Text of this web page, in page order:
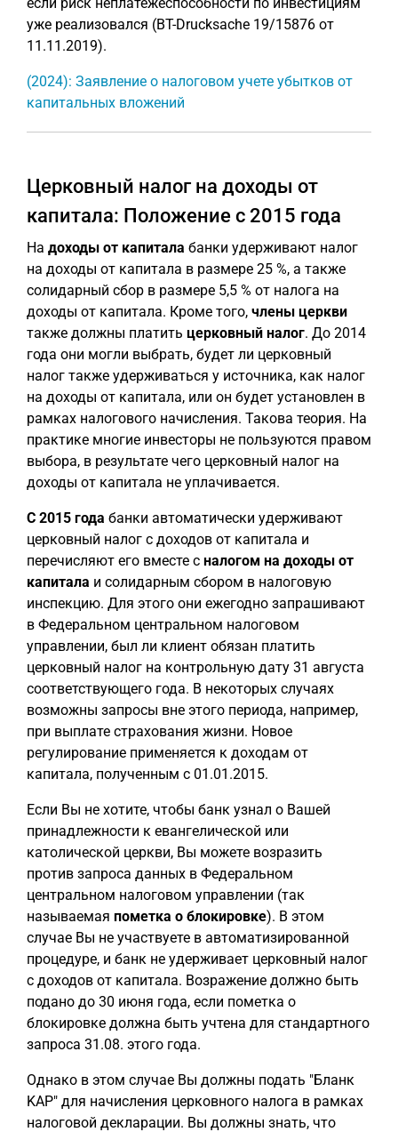
уже реализовался (BT-Drucksache 19/15876 от
11.11.2019).
(2024): Заявление о налоговом учете убытков от
капитальных вложений
Церковный налог на доходы от
капитала: Положение с 2015 года
На доходы от капитала банки удерживают налог
на доходы от капитала в размере 25 %, а также
солидарный сбор в размере 5,5 % от налога на
доходы от капитала. Кроме того, члены церкви
также должны платить церковный налог. До 2014
года они могли выбрать, будет ли церковный
налог также удерживаться у источника, как налог
на доходы от капитала, или он будет установлен в
рамках налогового начисления. Такова теория. На
практике многие инвесторы не пользуются правом
выбора, в результате чего церковный налог на
доходы от капитала не уплачивается.
С 2015 года банки автоматически удерживают
церковный налог с доходов от капитала и
перечисляют его вместе с налогом на доходы от
капитала и солидарным сбором в налоговую
инспекцию. Для этого они ежегодно запрашивают
в Федеральном центральном налоговом
управлении, был ли клиент обязан платить
церковный налог на контрольную дату 31 августа
соответствующего года. В некоторых случаях
возможны запросы вне этого периода, например,
при выплате страхования жизни. Новое
регулирование применяется к доходам от
капитала, полученным с 01.01.2015.
Если Вы не хотите, чтобы банк узнал о Вашей
принадлежности к евангелической или
католической церкви, Вы можете возразить
против запроса данных в Федеральном
центральном налоговом управлении (так
называемая пометка о блокировке). В этом
случае Вы не участвуете в автоматизированной
процедуре, и банк не удерживает церковный налог
с доходов от капитала. Возражение должно быть
подано до 30 июня года, если пометка о
блокировке должна быть учтена для стандартного
запроса 31.08. этого года.
Однако в этом случае Вы должны подать "Бланк
KAP" для начисления церковного налога в рамках
налоговой декларации. Вы должны знать, что